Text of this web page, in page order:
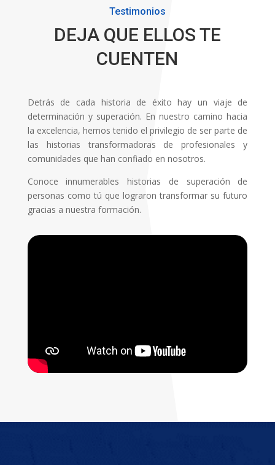
Testimonios
DEJA QUE ELLOS TE
CUENTEN
Detrás de cada historia de éxito hay un viaje de
determinación y superación. En nuestro camino hacia
la excelencia, hemos tenido el privilegio de ser parte de
las historias transformadoras de profesionales y
comunidades que han confiado en nosotros.
Conoce innumerables historias de superación de
personas como tú que lograron transformar su futuro
gracias a nuestra formación.